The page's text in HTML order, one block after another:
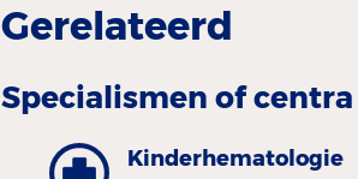
Gerelateerd
Specialismen of centra
Kinder­hematologie